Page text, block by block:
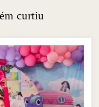
curtiu